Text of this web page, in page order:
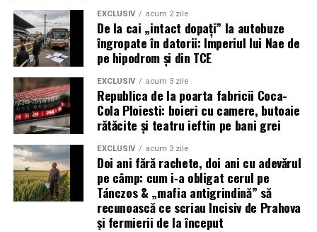
EXCLUSIV acum 2 zile
De la cai „intact dopați” la autobuze
îngropate în datorii: Imperiul lui Nae de
pe hipodrom și din TCE
EXCLUSIV acum 3 zile
Republica de la poarta fabricii Coca-
Cola Ploiesti: boieri cu camere, butoaie
rătăcite și teatru ieftin pe bani grei
EXCLUSIV acum 3 zile
Doi ani fără rachete, doi ani cu adevărul
pe câmp: cum i‑a obligat cerul pe
Tánczos & „mafia antigrindină” să
recunoască ce scriau Incisiv de Prahova
și fermierii de la început